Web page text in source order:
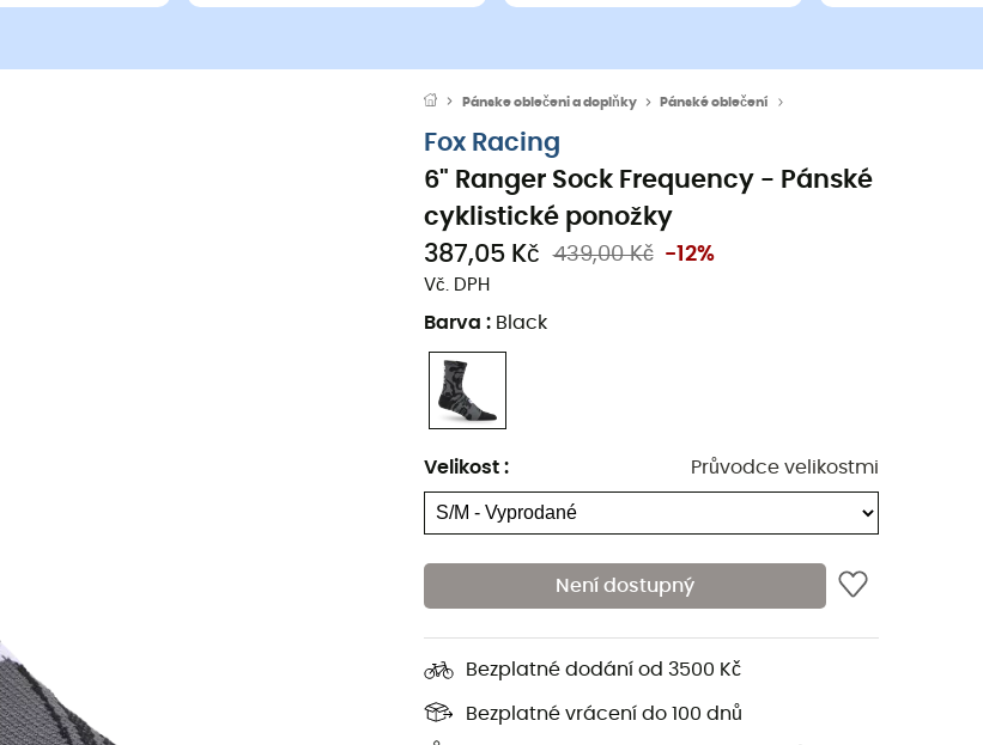
Pánske oblečeni a doplňky Pánské oblečení
Fox Racing
6" Ranger Sock Frequency - Pánské
cyklistické ponožky
387,05 Kč
439,00 Kč -12%
Vč. DPH
Barva : Black
Velikost : Průvodce velikostmi
Není dostupný
Bezplatné dodání od 3500 Kč
Bezplatné vrácení do 100 dnů